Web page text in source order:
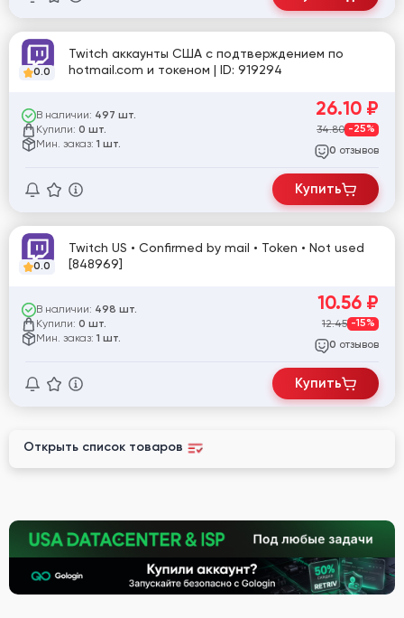
0.0
Twitch аккаунты США с подтверждением по
hotmail.com и токеном | ID: 919294
В наличии: 497 шт.
Купили: 0 шт.
Мин. заказ: 1 шт.
26.10 ₽
34.80 -25%
0 отзывов
Купить
0.0
Twitch US • Confirmed by mail • Token • Not used
[848969]
В наличии: 498 шт.
Купили: 0 шт.
Мин. заказ: 1 шт.
10.56 ₽
12.45 -15%
0 отзывов
Купить
Открыть список товаров